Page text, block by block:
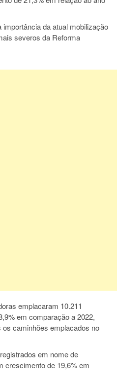
da atual mobilização
severos da Reforma
emplacaram 10.211
em comparação a 2022,
os caminhões emplacados no
em nome de
crescimento de 19,6% em